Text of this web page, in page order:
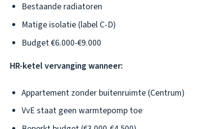
Bestaande radiatoren
Matige isolatie (label C-D)
Budget €6.000-€9.000
HR-ketel vervanging wanneer:
Appartement zonder buitenruimte (Centrum)
VvE staat geen warmtepomp toe